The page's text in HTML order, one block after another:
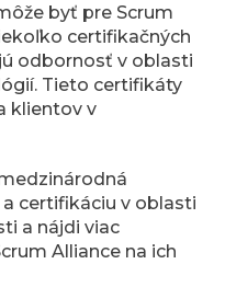
byť pre Scrum
certifikačných
odbornosť v oblasti
Tieto certifikáty
klientov v
certifikáciu v oblasti
a nájdi viac
Alliance na ich